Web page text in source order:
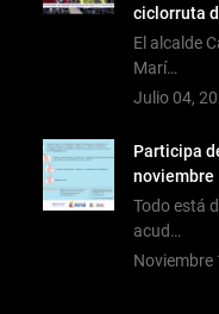
ciclorruta
El alcalde
Marí…
Julio 04,
Participa
noviembre
Todo está
acud…
Noviembre